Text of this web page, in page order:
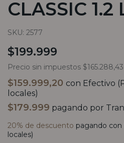
CLASSIC 1.2
SKU: 2577
$199.999
Precio sin impuestos $165.288,43
$159.999,20 con Efectivo
locales)
$179.999 pagando por
20% de descuento pagando
locales)